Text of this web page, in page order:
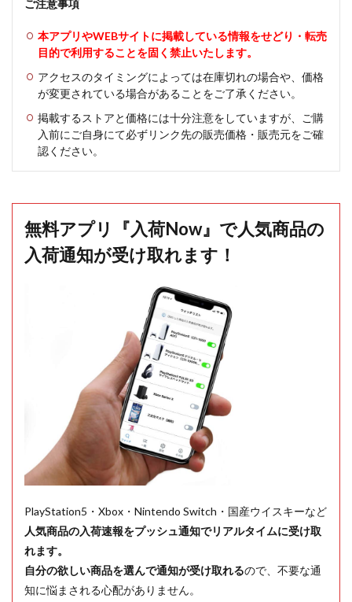
ご注意事項
本アプリやWEBサイトに掲載している情報をせどり・転売
目的で利用することを固く禁止いたします。
アクセスのタイミングによっては在庫切れの場合や、価格
が変更されている場合があることをご了承ください。
掲載するストアと価格には十分注意をしていますが、ご購
入前にご自身にて必ずリンク先の販売価格・販売元をご確
認ください。
無料アプリ『入荷Now』で人気商品の
入荷通知が受け取れます！
PlayStation5・Xbox・Nintendo Switch・国産ウイスキーなど
人気商品の入荷速報をプッシュ通知でリアルタイムに受け取
れます。
自分の欲しい商品を選んで通知が受け取れるので、不要な通
知に悩まされる心配がありません。